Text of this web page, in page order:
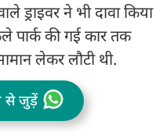
ने भी दावा किया
पार्क की गई कार तक
लेकर लौटी थी.
से जुड़ें